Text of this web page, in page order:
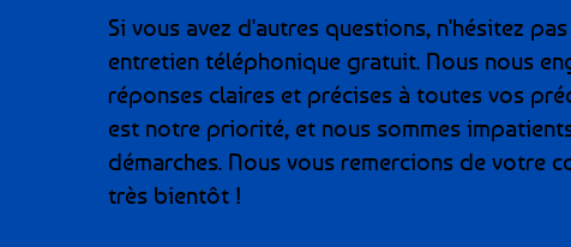
Si vous avez d'autres questions, n'hésitez
entretien téléphonique gratuit. Nous nous
réponses claires et précises à toutes vos
est notre priorité, et nous sommes
démarches. Nous vous remercions de votre
très bientôt !